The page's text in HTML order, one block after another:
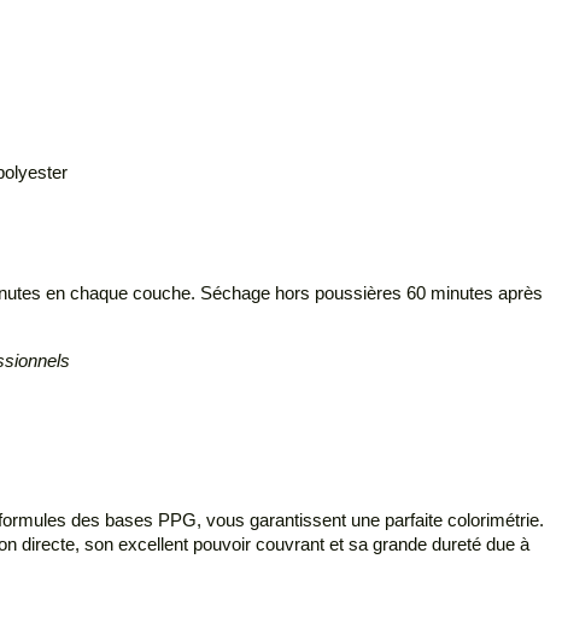
en chaque couche. Séchage hors poussières 60 minutes après
des bases PPG, vous garantissent une parfaite colorimétrie.
directe, son excellent pouvoir couvrant et sa grande dureté due à